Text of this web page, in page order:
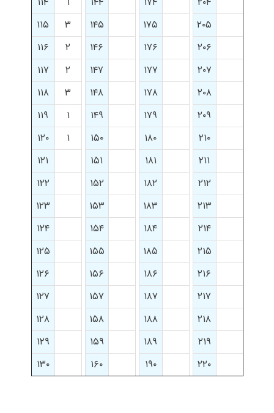
۲۰۵
۱۷۵ ۱۴۵ ۳
۱۱۵
۲۰۶
۱۷۶ ۱۴۶ ۲
۱۱۶
۲۰۷
۱۷۷ ۱۴۷ ۲
۱۱۷
۲۰۸
۱۷۸ ۱۴۸ ۳
۱۱۸
۲۰۹
۱۷۹ ۱۴۹ ۱
۱۱۹
۲۱۰
۱۸۰ ۱۵۰ ۱
۱۲۰
۲۱۱
۱۸۱ ۱۵۱
۱۲۱
۲۱۲
۱۸۲ ۱۵۲
۱۲۲
۲۱۳
۱۸۳ ۱۵۳
۱۲۳
۲۱۴
۱۸۴ ۱۵۴
۱۲۴
۲۱۵
۱۸۵ ۱۵۵
۱۲۵
۲۱۶
۱۸۶ ۱۵۶
۱۲۶
۲۱۷
۱۸۷ ۱۵۷
۱۲۷
۲۱۸
۱۸۸ ۱۵۸
۱۲۸
۲۱۹
۱۸۹ ۱۵۹
۱۲۹
۲۲۰
۱۹۰ ۱۶۰ ۱۳۰